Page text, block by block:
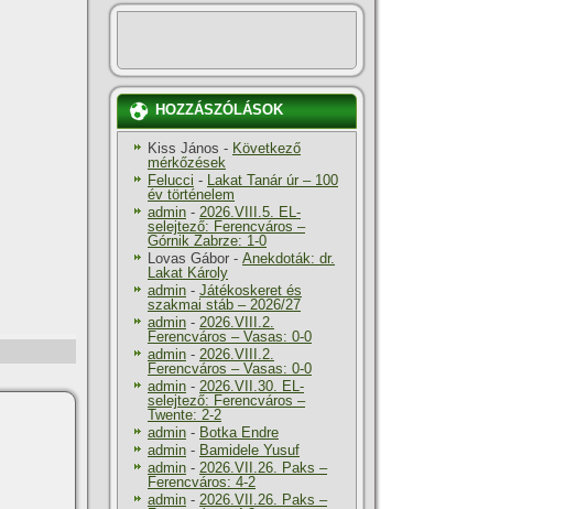
HOZZÁSZÓLÁSOK
Kiss János - Következő
mérkőzések
Felucci -
Lakat Tanár úr – 100
év történelem
admin - 2026.VIII.5. EL-
selejtező: Ferencváros –
Górnik Zabrze: 1-0
Lovas Gábor - Anekdoták: dr.
Lakat Károly
admin - Játékoskeret és
szakmai stáb – 2026/27
admin - 2026.VIII.2.
Ferencváros – Vasas: 0-0
admin - 2026.VIII.2.
Ferencváros – Vasas: 0-0
admin - 2026.VII.30. EL-
selejtező: Ferencváros –
Twente: 2-2
admin - Botka Endre
admin - Bamidele Yusuf
admin - 2026.VII.26. Paks –
Ferencváros: 4-2
admin - 2026.VII.26. Paks –